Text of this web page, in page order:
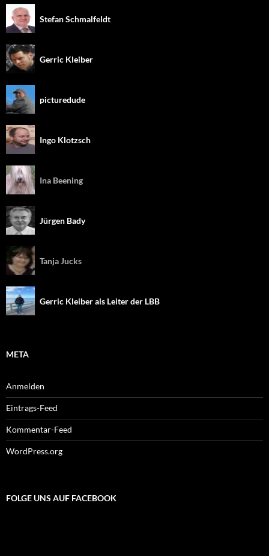
Stefan Schmalfeldt
Gerric Kleiber
picturedude
Ingo Klotzsch
Ina Beening
Jürgen Bady
Tanja Jucks
Gerric Kleiber als Leiter der LBB
META
Anmelden
Eintrags-Feed
Kommentar-Feed
WordPress.org
FOLGE UNS AUF FACEBOOK